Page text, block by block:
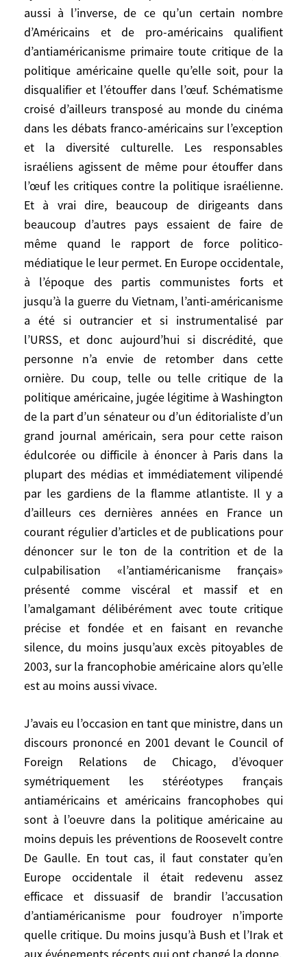
aussi à l’inverse, de ce qu’un certain nombre
d’Américains et de pro-américains qualifient
d’antiaméricanisme primaire toute critique de la
politique américaine quelle qu’elle soit, pour la
disqualifier et l’étouffer dans l’œuf. Schématisme
croisé d’ailleurs transposé au monde du cinéma
dans les débats franco-américains sur l’exception
et la diversité culturelle. Les responsables
israéliens agissent de même pour étouffer dans
l’œuf les critiques contre la politique israélienne.
Et à vrai dire, beaucoup de dirigeants dans
beaucoup d’autres pays essaient de faire de
même quand le rapport de force politico-
médiatique le leur permet. En Europe occidentale,
à l’époque des partis communistes forts et
jusqu’à la guerre du Vietnam, l’anti-américanisme
a été si outrancier et si instrumentalisé par
l’URSS, et donc aujourd’hui si discrédité, que
personne n’a envie de retomber dans cette
ornière. Du coup, telle ou telle critique de la
politique américaine, jugée légitime à Washington
de la part d’un sénateur ou d’un éditorialiste d’un
grand journal américain, sera pour cette raison
édulcorée ou difficile à énoncer à Paris dans la
plupart des médias et immédiatement vilipendé
par les gardiens de la flamme atlantiste. Il y a
d’ailleurs ces dernières années en France un
courant régulier d’articles et de publications pour
dénoncer sur le ton de la contrition et de la
culpabilisation «l’antiaméricanisme français»
présenté comme viscéral et massif et en
l’amalgamant délibérément avec toute critique
précise et fondée et en faisant en revanche
silence, du moins jusqu’aux excès pitoyables de
2003, sur la francophobie américaine alors qu’elle
est au moins aussi vivace.
J’avais eu l’occasion en tant que ministre, dans un
discours prononcé en 2001 devant le Council of
Foreign Relations de Chicago, d’évoquer
symétriquement les stéréotypes français
antiaméricains et américains francophobes qui
sont à l’oeuvre dans la politique américaine au
moins depuis les préventions de Roosevelt contre
De Gaulle. En tout cas, il faut constater qu’en
Europe occidentale il était redevenu assez
efficace et dissuasif de brandir l’accusation
d’antiaméricanisme pour foudroyer n’importe
quelle critique. Du moins jusqu’à Bush et l’Irak et
s’appliquait à une politique bien identifiée
à un moment donné et que j’avais,
antérieurement, activement coopéré avec
les Etats Unis. La difficulté dans ce débat
naît de ce que certains vrais anti-
américains prétendent de ne pas l’être,
mais sont en fait systématiquement
critiques des Etats Unis, mais aussi à
l’inverse, de ce qu’un certain nombre
d’Américains et de pro-américains
qualifient d’antiaméricanisme primaire
toute critique de la politique américaine
quelle qu’elle soit, pour la disqualifier et
l’étouffer dans l’œuf. Schématisme croisé
d’ailleurs transposé au monde du cinéma
dans les débats franco-américains sur
l’exception et la diversité culturelle. Les
responsables israéliens agissent de même
pour étouffer dans l’œuf les critiques
contre la politique israélienne. Et à vrai
dire, beaucoup de dirigeants dans
beaucoup d’autres pays essaient de faire
de même quand le rapport de force
politico-médiatique le leur permet. En
Europe occidentale, à l’époque des partis
communistes forts et jusqu’à la guerre du
Vietnam, l’anti-américanisme a été si
outrancier et si instrumentalisé par l’URSS,
et donc aujourd’hui si discrédité, que
personne n’a envie de retomber dans cette
ornière. Du coup, telle ou telle critique de
la politique américaine, jugée légitime à
Washington de la part d’un sénateur ou
d’un éditorialiste d’un grand journal
américain, sera pour cette raison
édulcorée ou difficile à énoncer à Paris
dans la plupart des médias et
immédiatement vilipendé par les gardiens
de la flamme atlantiste. Il y a d’ailleurs ces
régulier d’articles et de publications pour
dénoncer sur le ton de la contrition et de
la culpabilisation «l’antiaméricanisme
français» présenté comme viscéral et
massif et en l’amalgamant délibérément
avec toute critique précise et fondée et en
faisant en revanche silence, du moins
jusqu’aux excès pitoyables de 2003, sur la
francophobie américaine alors qu’elle est
au moins aussi vivace.
J’avais eu l’occasion en tant que ministre,
dans un discours prononcé en 2001 devant
le Council of Foreign Relations de Chicago,